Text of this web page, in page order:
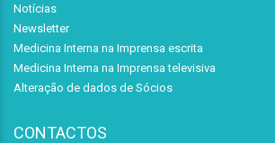
Notícias
Newsletter
Medicina Interna na Imprensa escrita
Medicina Interna na Imprensa televisiva
Alteração de dados de Sócios
CONTACTOS